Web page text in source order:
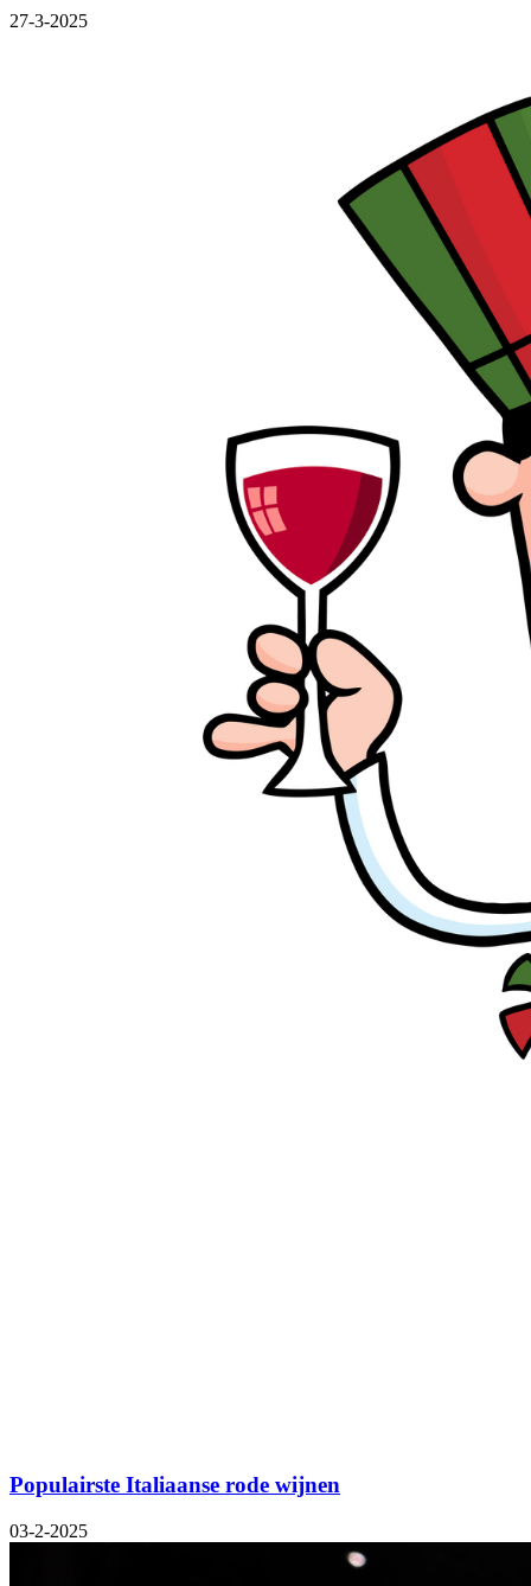
27-3-2025
Populairste Italiaanse rode wijnen
03-2-2025